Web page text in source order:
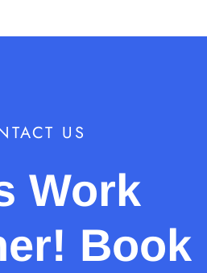
US
Work
Book